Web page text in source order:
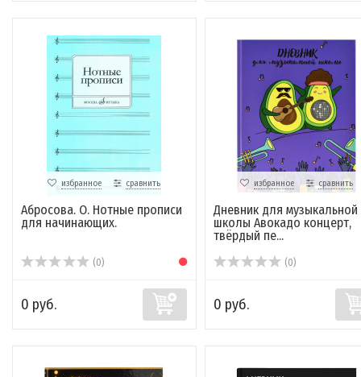
избранное сравнить
Абросова. О. Нотные прописи
для начинающих.
(0)
0 руб.
избранное сравнить
Дневник для музыкальной
школы Авокадо концерт,
твёрдый пе...
(0)
0 руб.